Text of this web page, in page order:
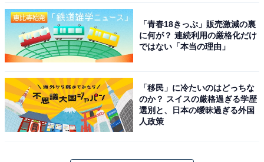
この記事の筆者：川崎 さちえ
ネットオークション歴19年、フリマアプリ歴9年。
NHK『あさイチ』をはじめとした多数の情報番組に出演
ンの魅力を伝えている。
こちらもおすすめ
人が現れました。値段を元に戻してもいい？
「青春18きっぷ」販売激減の裏
に何が？ 連続利用の厳格化だけ
ではない「本当の理由」
「移民」に冷たいのはどっちな
のか？ スイスの厳格過ぎる学歴
選別と、日本の曖昧過ぎる外国
人政策